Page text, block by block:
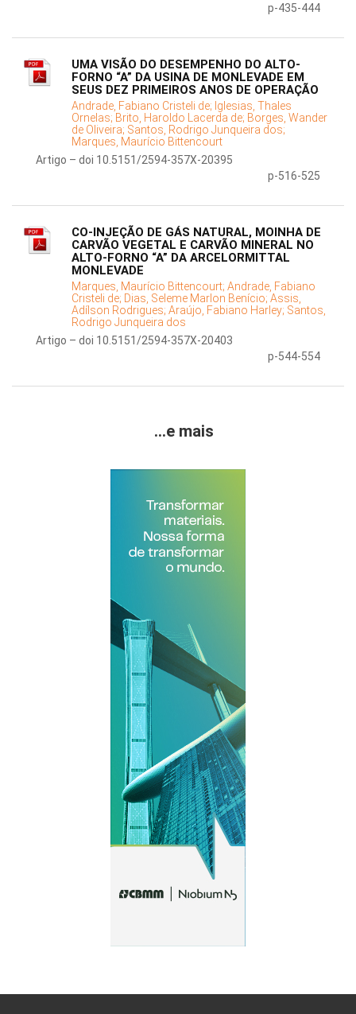
p-435-444
UMA VISÃO DO DESEMPENHO DO ALTO-
FORNO “A” DA USINA DE MONLEVADE EM
SEUS DEZ PRIMEIROS ANOS DE OPERAÇÃO
Andrade, Fabiano Cristeli de; Iglesias, Thales
Ornelas; Brito, Haroldo Lacerda de; Borges, Wander
de Oliveira; Santos, Rodrigo Junqueira dos;
Marques, Maurício Bittencourt
Artigo – doi 10.5151/2594-357X-20395
p-516-525
CO-INJEÇÃO DE GÁS NATURAL, MOINHA DE
CARVÃO VEGETAL E CARVÃO MINERAL NO
ALTO-FORNO “A” DA ARCELORMITTAL
MONLEVADE
Marques, Maurício Bittencourt; Andrade, Fabiano
Cristeli de; Dias, Seleme Marlon Benício; Assis,
Adílson Rodrigues; Araújo, Fabiano Harley; Santos,
Rodrigo Junqueira dos
Artigo – doi 10.5151/2594-357X-20403
p-544-554
...e mais